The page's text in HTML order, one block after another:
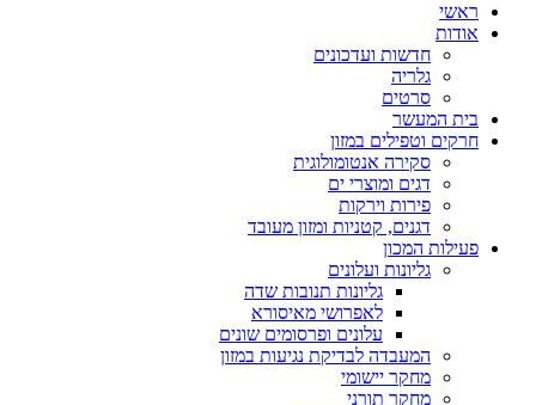
ראשי
אודות
חדשות ועדכונים
גלריה
סרטים
בית המעשר
חרקים וטפילים במזון
סקירה אנטומולוגית
דגים ומוצרי ים
פירות וירקות
דגנים, קטניות ומזון מעובד
פעילות המכון
גליונות ועלונים
גליונות תנובות שדה
לאפרושי מאיסורא
עלונים ופרסומים שונים
המעבדה לבדיקת נגיעות במזון
מחקר יישומי
מחקר תורני